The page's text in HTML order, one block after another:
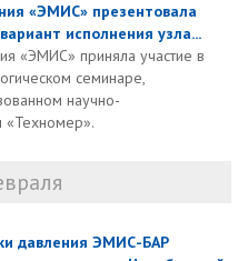
«ЭМИС» презентовала
исполнения узла...
«ЭМИС» приняла участие в
семинаре,
научно-
«Техномер».
давления ЭМИС-БАР